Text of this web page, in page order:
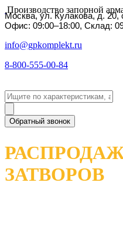
Производство запорной
Москва, ул. Кулакова, д. 20,
Офис: 09:00–18:00, Склад:
info@gpkomplekt.ru
8-800-555-00-84
Обратный звонок
ЗАТВОРОВ